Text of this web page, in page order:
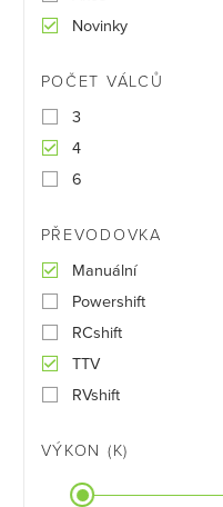
Novinky
POČET VÁLCŮ
3
4
6
PŘEVODOVKA
Manuální
Powershift
RCshift
TTV
RVshift
VÝKON (K)